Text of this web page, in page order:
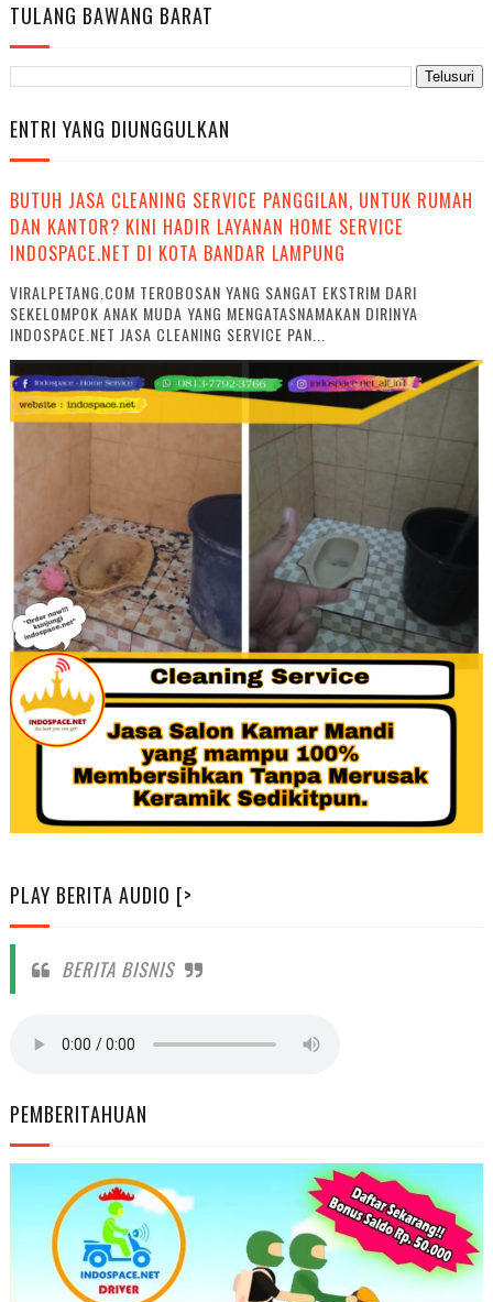
TULANG BAWANG BARAT
ENTRI YANG DIUNGGULKAN
BUTUH JASA CLEANING SERVICE PANGGILAN, UNTUK RUMAH
DAN KANTOR? KINI HADIR LAYANAN HOME SERVICE
INDOSPACE.NET DI KOTA BANDAR LAMPUNG
VIRALPETANG.COM TEROBOSAN YANG SANGAT EKSTRIM DARI
SEKELOMPOK ANAK MUDA YANG MENGATASNAMAKAN DIRINYA
INDOSPACE.NET JASA CLEANING SERVICE PAN...
PLAY BERITA AUDIO [>
BERITA BISNIS
PEMBERITAHUAN